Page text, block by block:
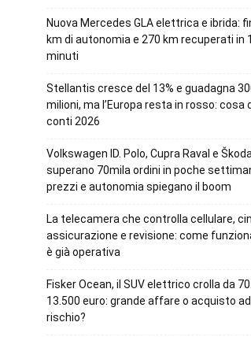
Nuova Mercedes GLA elettrica e ibrida:
km di autonomia e 270 km recuperati in
minuti
Stellantis cresce del 13% e guadagna
milioni, ma l’Europa resta in rosso: cosa
conti 2026
Volkswagen ID. Polo, Cupra Raval e
superano 70mila ordini in poche
prezzi e autonomia spiegano il boom
La telecamera che controlla cellulare,
assicurazione e revisione: come
è già operativa
Fisker Ocean, il SUV elettrico crolla da
13.500 euro: grande affare o acquisto
rischio?